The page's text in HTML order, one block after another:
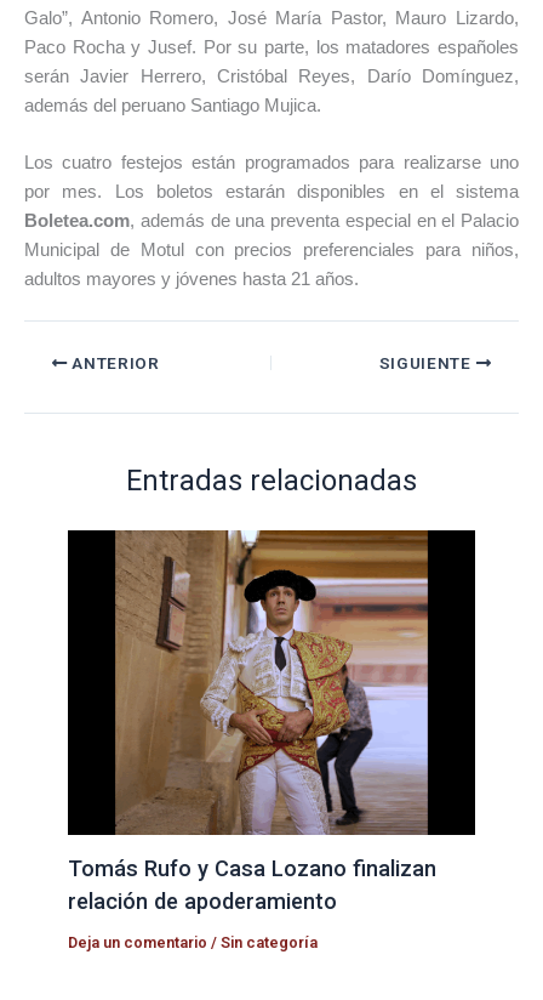
Galo”, Antonio Romero, José María Pastor, Mauro Lizardo,
Paco Rocha y Jusef. Por su parte, los matadores españoles
serán Javier Herrero, Cristóbal Reyes, Darío Domínguez,
además del peruano Santiago Mujica.
Los cuatro festejos están programados para realizarse uno
por mes. Los boletos estarán disponibles en el sistema
Boletea.com, además de una preventa especial en el Palacio
Municipal de Motul con precios preferenciales para niños,
adultos mayores y jóvenes hasta 21 años.
ANTERIOR SIGUIENTE
Entradas relacionadas
Tomás Rufo y Casa Lozano finalizan
relación de apoderamiento
Deja un comentario /Sin categoría